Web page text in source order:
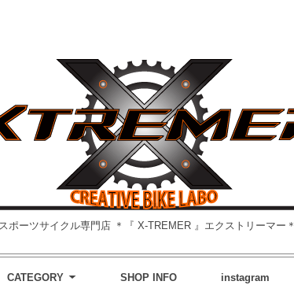
スポーツサイクル専門店 ＊『 X-TREMER 』エクストリーマー＊
CATEGORY SHOP INFO instagram